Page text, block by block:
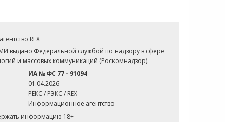
REX
выдано Федеральной службой по надзору в сфере
и массовых коммуникаций (Роскомнадзор).
ИА № ФС 77 - 91094
01.04.2026
РЕКС / РЭКС / REX
Информационное агентство
информацию 18+